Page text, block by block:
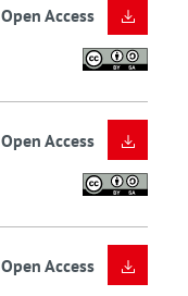
Open Access
Open Access
Open Access